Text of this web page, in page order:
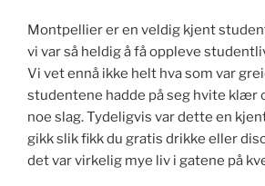
Montpellier er en veldig kjent
vi var så heldig å få oppleve
Vi vet ennå ikke helt hva som var
studentene hadde på seg hvite klær
noe slag. Tydeligvis var dette en
gikk slik fikk du gratis drikke eller
det var virkelig mye liv i gatene på